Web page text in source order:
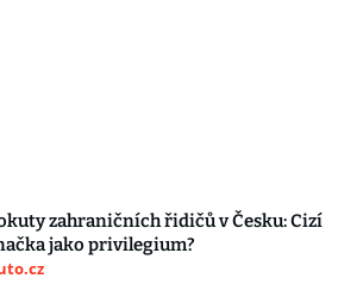
zahraničních řidičů v Česku: Cizí
jako privilegium?